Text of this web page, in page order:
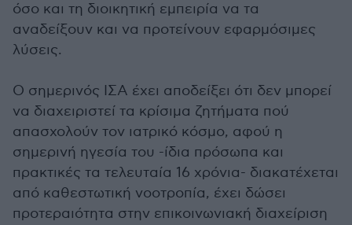
όσο και τη διοικητική εμπειρία να τα
αναδείξουν και να προτείνουν εφαρμόσιμες
λύσεις.
Ο σημερινός ΙΣΑ έχει αποδείξει ότι δεν μπορεί
να διαχειριστεί τα κρίσιμα ζητήματα πού
απασχολούν τον ιατρικό κόσμο, αφού η
σημερινή ηγεσία του -ίδια πρόσωπα και
πρακτικές τα τελευταία 16 χρόνια- διακατέχεται
από καθεστωτική νοοτροπία, έχει δώσει
προτεραιότητα στην επικοινωνιακή διαχείριση